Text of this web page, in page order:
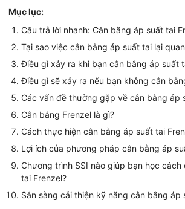
Mục lục:
Câu trả lời nhanh: Cân bằng áp suất tai
Tại sao việc cân bằng áp suất tai lại
Điều gì xảy ra khi bạn cân bằng áp suất
Điều gì sẽ xảy ra nếu bạn không cân
Các vấn đề thường gặp về cân bằng áp
Cân bằng Frenzel là gì?
Cách thực hiện cân bằng áp suất tai
Lợi ích của phương pháp cân bằng áp
Chương trình SSI nào giúp bạn học
tai Frenzel?
Sẵn sàng cải thiện kỹ năng cân bằng áp